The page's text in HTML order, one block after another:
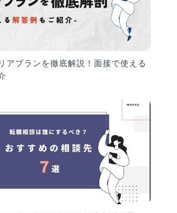
アプランを徹底解説！面接で使える